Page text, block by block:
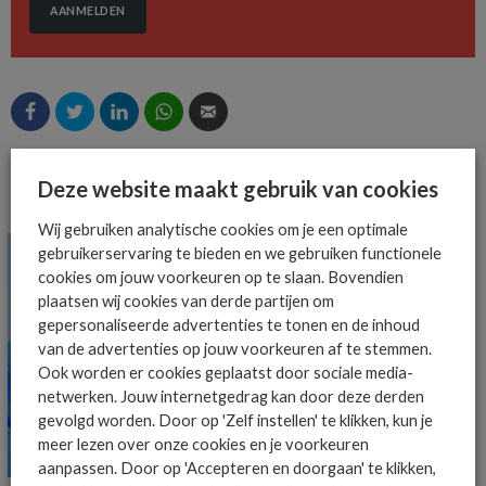
AANMELDEN
MEER ALGEMEEN IT NIEUWS NIEUWS
Deze website maakt gebruik van cookies
Wij gebruiken analytische cookies om je een optimale
gebruikerservaring te bieden en we gebruiken functionele
cookies om jouw voorkeuren op te slaan. Bovendien
plaatsen wij cookies van derde partijen om
gepersonaliseerde advertenties te tonen en de inhoud
van de advertenties op jouw voorkeuren af te stemmen.
Ook worden er cookies geplaatst door sociale media-
netwerken. Jouw internetgedrag kan door deze derden
gevolgd worden. Door op 'Zelf instellen' te klikken, kun je
meer lezen over onze cookies en je voorkeuren
aanpassen. Door op 'Accepteren en doorgaan' te klikken,